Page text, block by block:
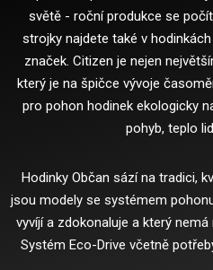
světě - roční produkce se
strojky najdete také v
značek. Citizen je nejen
který je na špičce vývoje
pro pohon hodinek ekologicky
pohyb, teplo
Hodinky Občan sází na tradici,
jsou modely se systémem
vyvíjí a zdokonaluje a který
Systém Eco-Drive včetně